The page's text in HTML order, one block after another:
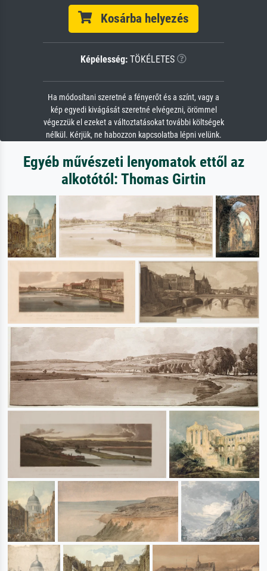
Kosárba helyezés
Képélesség: TÖKÉLETES
Ha módosítani szeretné a fényerőt és a színt, vagy a
kép egyedi kivágását szeretné elvégezni, örömmel
végezzük el ezeket a változtatásokat további költségek
nélkül. Kérjük, ne habozzon kapcsolatba lépni velünk.
Egyéb művészeti lenyomatok ettől az
alkotótól: Thomas Girtin